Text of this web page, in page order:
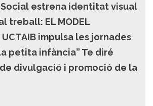
estrena identitat visual
treball: EL MODEL
UCTAIB impulsa les jornades
petita infància” Te diré
divulgació i promoció de la